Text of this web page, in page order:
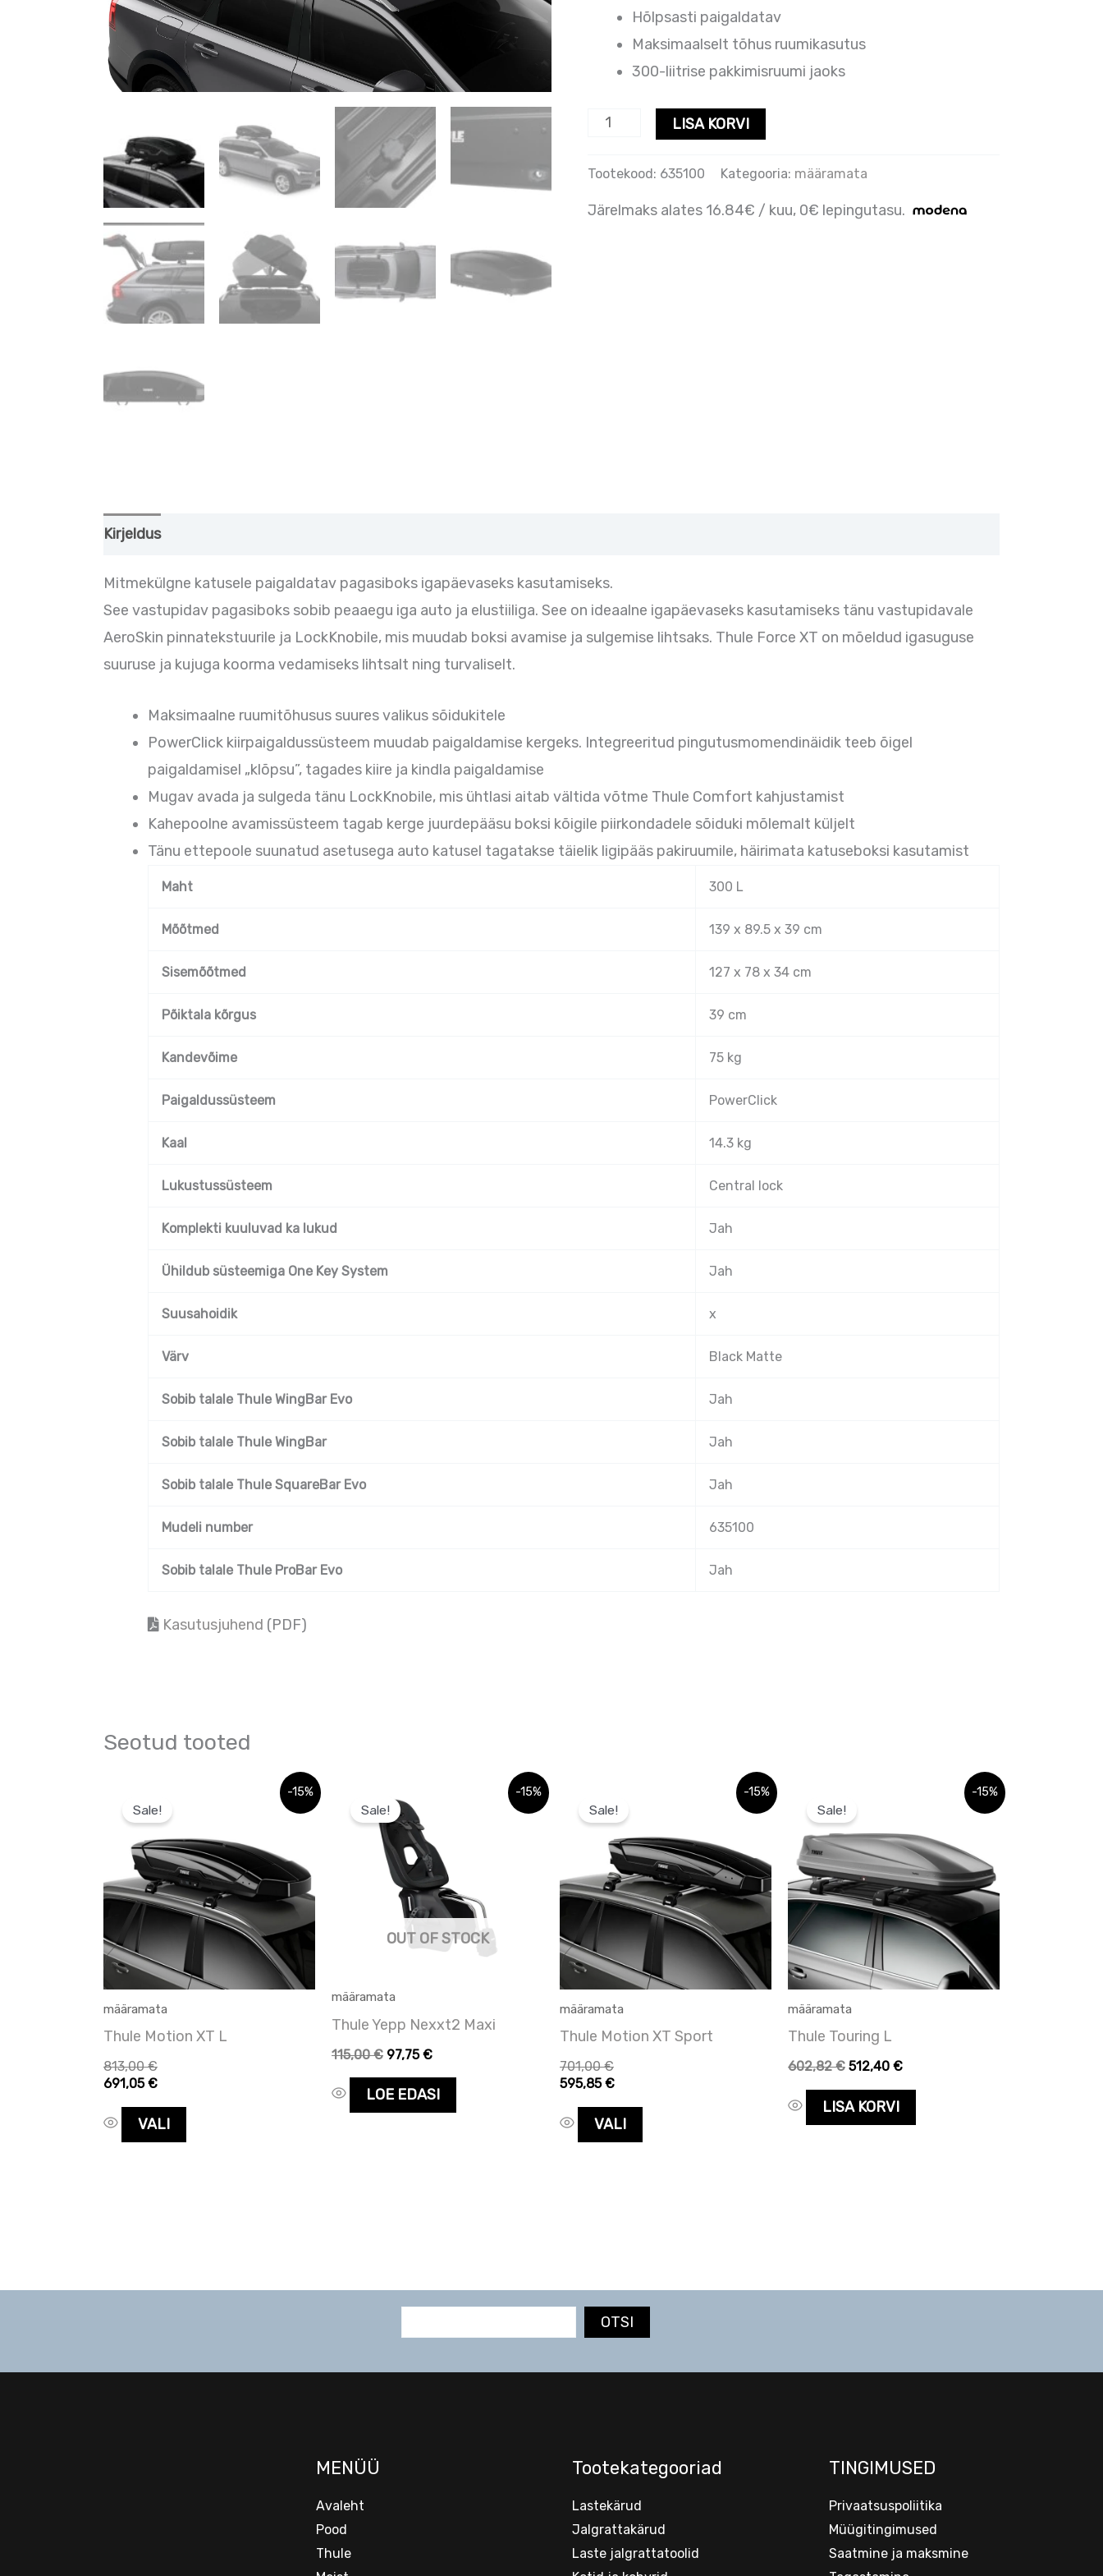
Hõlpsasti paigaldatav
Maksimaalselt tõhus ruumikasutus
300-liitrise pakkimisruumi jaoks
LISA KORVI
Tootekood: 635100 Kategooria: määramata
Järelmaks alates 16.84€ / kuu, 0€ lepingutasu.
Kirjeldus
Mitmekülgne katusele paigaldatav pagasiboks igapäevaseks kasutamiseks.
See vastupidav pagasiboks sobib peaaegu iga auto ja elustiiliga. See on ideaalne igapäevaseks kasutamiseks tänu vastupidavale
AeroSkin pinnatekstuurile ja LockKnobile, mis muudab boksi avamise ja sulgemise lihtsaks. Thule Force XT on mõeldud igasuguse
suuruse ja kujuga koorma vedamiseks lihtsalt ning turvaliselt.
Maksimaalne ruumitõhusus suures valikus sõidukitele
PowerClick kiirpaigaldussüsteem muudab paigaldamise kergeks. Integreeritud pingutusmomendinäidik teeb õigel
paigaldamisel „klõpsu”, tagades kiire ja kindla paigaldamise
Mugav avada ja sulgeda tänu LockKnobile, mis ühtlasi aitab vältida võtme Thule Comfort kahjustamist
Kahepoolne avamissüsteem tagab kerge juurdepääsu boksi kõigile piirkondadele sõiduki mõlemalt küljelt
Tänu ettepoole suunatud asetusega auto katusel tagatakse täielik ligipääs pakiruumile, häirimata katuseboksi kasutamist
Maht 300 L
Mõõtmed 139 x 89.5 x 39 cm
Sisemõõtmed 127 x 78 x 34 cm
Põiktala kõrgus 39 cm
Kandevõime 75 kg
Paigaldussüsteem PowerClick
Kaal 14.3 kg
Lukustussüsteem Central lock
Komplekti kuuluvad ka lukud Jah
Ühildub süsteemiga One Key System Jah
Suusahoidik x
Värv Black Matte
Sobib talale Thule WingBar Evo Jah
Sobib talale Thule WingBar Jah
Sobib talale Thule SquareBar Evo Jah
Mudeli number 635100
Sobib talale Thule ProBar Evo Jah
Kasutusjuhend (PDF)
Seotud tooted
-15%
Sale!
määramata
Thule Motion XT L
813,00€
691,05€
VALI
on
mitu
varianti.
Valikuid
saab
teha
-15%
OUT OF STOCK
Sale!
määramata
Thule Yepp Nexxt2 Maxi
177,00 €.
115,00€
hind
on:
115,00 €.
97,75€
LOE EDASI
-15%
Sale!
määramata
Thule Motion XT Sport
701,00€
595,85€
VALI
on
mitu
varianti.
Valikuid
saab
teha
-15%
Sale!
määramata
Thule Touring L
602,82 €.
602,82€
hind
on:
602,82 €.
512,40 €
LISA KORVI
OTSI
MENÜÜ
Avaleht
Pood
Thule
Tootekategooriad
Lastekärud
Jalgrattakärud
Laste jalgrattatoolid
TINGIMUSED
Privaatsuspoliitika
Müügitingimused
Saatmine ja maksmine